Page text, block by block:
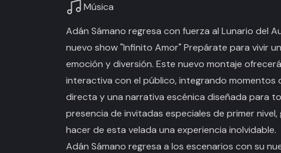
Música
Adán Sámano regresa con fuerza al Lunario del
nuevo show "Infinito Amor" Prepárate para vivir
emoción y diversión. Este nuevo montaje
interactiva con el público, integrando momentos
directa y una narrativa escénica diseñada para
presencia de invitadas especiales de primer
hacer de esta velada una experiencia inolvidable.
Adán Sámano regresa a los escenarios con su